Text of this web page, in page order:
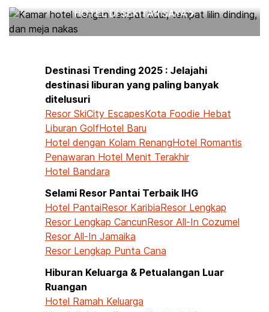
HOTEL DI SEKITAR SAYA
Destinasi Trending 2025 : Jelajahi
destinasi liburan yang paling banyak
ditelusuri
Resor SkiCity EscapesKota Foodie Hebat
Liburan GolfHotel Baru
Hotel dengan Kolam RenangHotel Romantis
Penawaran Hotel Menit Terakhir
Hotel Bandara
Selami Resor Pantai Terbaik IHG
Hotel PantaiResor KaribiaResor Lengkap
Resor Lengkap CancunResor All-In Cozumel
Resor All-In Jamaika
Resor Lengkap Punta Cana
Hiburan Keluarga & Petualangan Luar
Ruangan
Hotel Ramah Keluarga